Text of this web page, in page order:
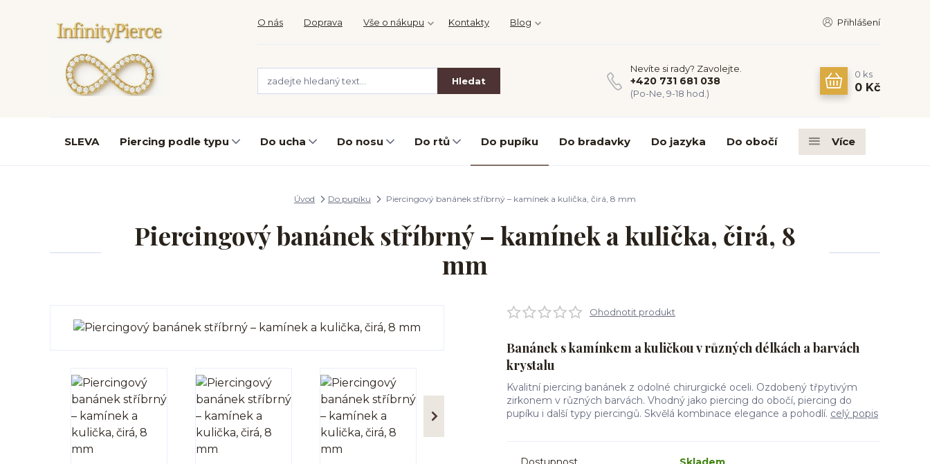
O nás Doprava Vše o nákupu Kontakty Blog Přihlášení
Hledat
Nevíte si rady? Zavolejte.
+420 731 681 038
(Po-Ne, 9-18 hod.)
0 ks
0 Kč
SLEVA Piercing podle typu Do ucha Do nosu Do rtů Do pupíku Do bradavky Do jazyka Do obočí Více
Úvod Do pupíku Piercingový banánek stříbrný – kamínek a kulička, čirá, 8 mm
Piercingový banánek stříbrný – kamínek a kulička, čirá, 8
mm
Ohodnotit produkt
Banánek s kamínkem a kuličkou v různých délkách a barvách
krystalu
Kvalitní piercing banánek z odolné chirurgické oceli. Ozdobený třpytivým
zirkonem v různých barvách. Vhodný jako piercing do obočí, piercing do
pupíku i další typy piercingů. Skvělá kombinace elegance a pohodlí. celý popis